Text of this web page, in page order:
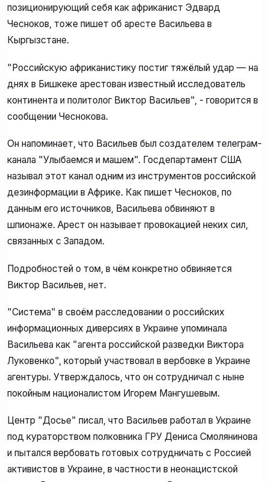
позиционирующий себя как африканист Эдвард
Чесноков, тоже пишет об аресте Васильева в
Кыргызстане.
"Российскую африканистику постиг тяжёлый удар — на
днях в Бишкеке арестован известный исследователь
континента и политолог Виктор Васильев", - говорится в
сообщении Чеснокова.
Он напоминает, что Васильев был создателем телеграм-
канала "Улыбаемся и машем". Госдепартамент США
называл этот канал одним из инструментов российской
дезинформации в Африке. Как пишет Чесноков, по
данным его источников, Васильева обвиняют в
шпионаже. Арест он называет провокацией неких сил,
связанных с Западом.
Подробностей о том, в чём конкретно обвиняется
Виктор Васильев, нет.
"Система" в своём расследовании о российских
информационных диверсиях в Украине упоминала
Васильева как "агента российской разведки Виктора
Луковенко", который участвовал в вербовке в Украине
агентуры. Утверждалось, что он сотрудничал с ныне
покойным националистом Игорем Мангушевым.
Центр "Досье" писал, что Васильев работал в Украине
под кураторством полковника ГРУ Дениса Смолянинова
и пытался вербовать готовых сотрудничать с Россией
активистов в Украине, в частности в неонацистской